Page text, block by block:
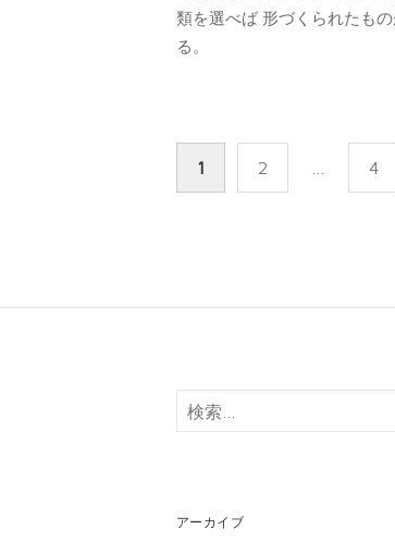
類を選べば 形づくられたも
る。
1 2 4
検
索:
アーカイブ